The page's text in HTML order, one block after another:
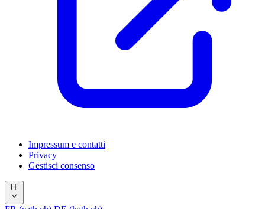
Impressum e contatti
Privacy
Gestisci consenso
IT